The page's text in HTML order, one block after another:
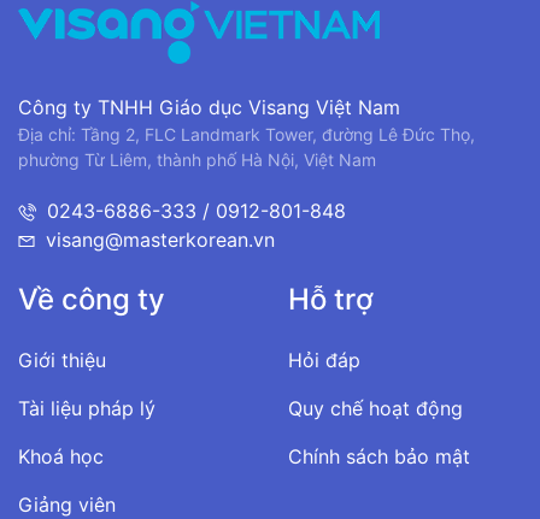
Công ty TNHH Giáo dục Visang Việt Nam
Địa chỉ: Tầng 2, FLC Landmark Tower, đường Lê Đức Thọ,
phường Từ Liêm, thành phố Hà Nội, Việt Nam
0243-6886-333 / 0912-801-848
visang@masterkorean.vn
Về công ty
Giới thiệu
Tài liệu pháp lý
Khoá học
Giảng viên
Hỗ trợ
Hỏi đáp
Quy chế hoạt động
Chính sách bảo mật